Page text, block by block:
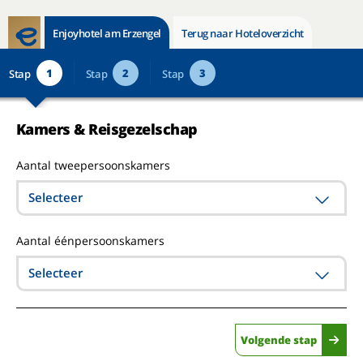
Enjoyhotel am Erzengel Terug naar Hoteloverzicht
Stap 1 Stap 2 Stap 3
Kamers & Reisgezelschap
Aantal tweepersoonskamers
Selecteer
Aantal éénpersoonskamers
Selecteer
Volgende stap